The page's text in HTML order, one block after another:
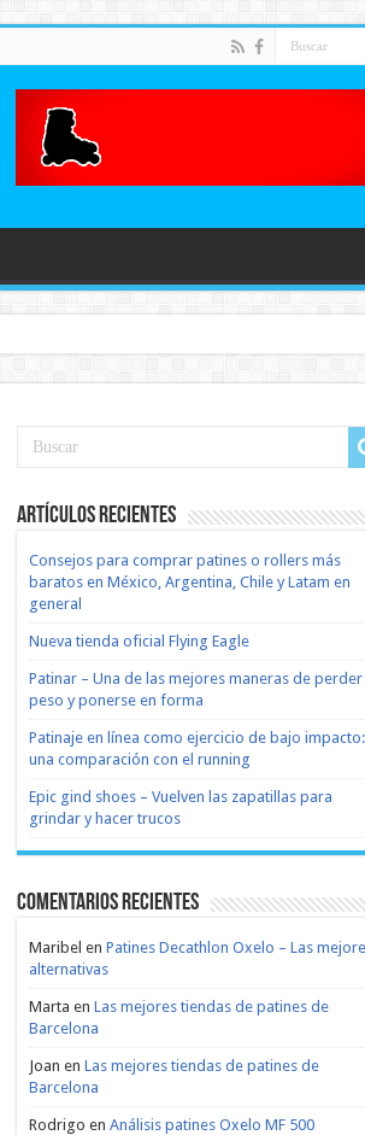
Artículos recientes
Consejos para comprar patines o rollers más
baratos en México, Argentina, Chile y Latam en
general
Nueva tienda oficial Flying Eagle
Patinar – Una de las mejores maneras de perder
peso y ponerse en forma
Patinaje en línea como ejercicio de bajo impacto:
una comparación con el running
Epic gind shoes – Vuelven las zapatillas para
grindar y hacer trucos
Comentarios recientes
Maribel en Patines Decathlon Oxelo – Las
alternativas
Marta en Las mejores tiendas de patines de
Barcelona
Joan en Las mejores tiendas de patines de
Barcelona
Rodrigo en Análisis patines Oxelo MF 500